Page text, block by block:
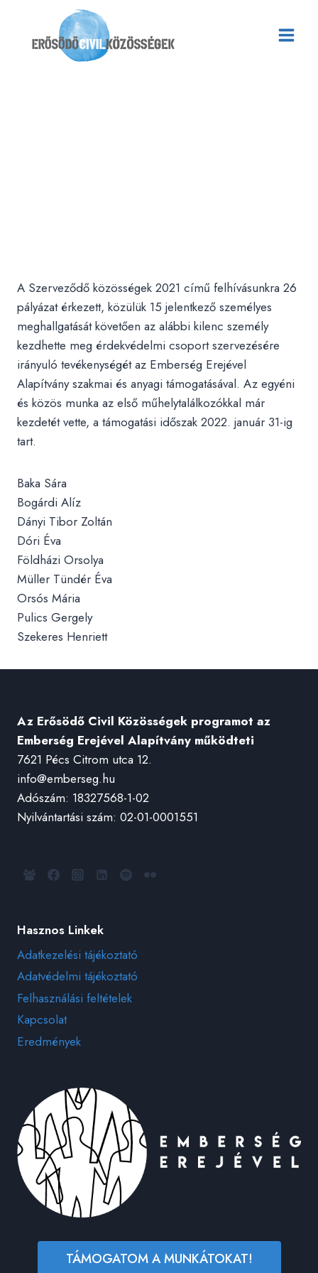
content
A Szerveződő közösségek 2021 című felhívásunkra 26
pályázat érkezett, közülük 15 jelentkező személyes
meghallgatását követően az alábbi kilenc személy
kezdhette meg érdekvédelmi csoport szervezésére
irányuló tevékenységét az Emberség Erejével
Alapítvány szakmai és anyagi támogatásával. Az egyéni
és közös munka az első műhelytalálkozókkal már
kezdetét vette, a támogatási időszak 2022. január 31-ig
tart.
Baka Sára
Bogárdi Alíz
Dányi Tibor Zoltán
Dóri Éva
Földházi Orsolya
Müller Tündér Éva
Orsós Mária
Pulics Gergely
Szekeres Henriett
Az Erősödő Civil Közösségek programot az
Emberség Erejével Alapítvány működteti
7621 Pécs Citrom utca 12.
info@emberseg.hu
Adószám: 18327568-1-02
Nyilvántartási szám: 02-01-0001551
Hasznos Linkek
Adatkezelési tájékoztató
Adatvédelmi tájékoztató
Felhasználási feltételek
Kapcsolat
Eredmények
TÁMOGATOM A MUNKÁTOKAT!